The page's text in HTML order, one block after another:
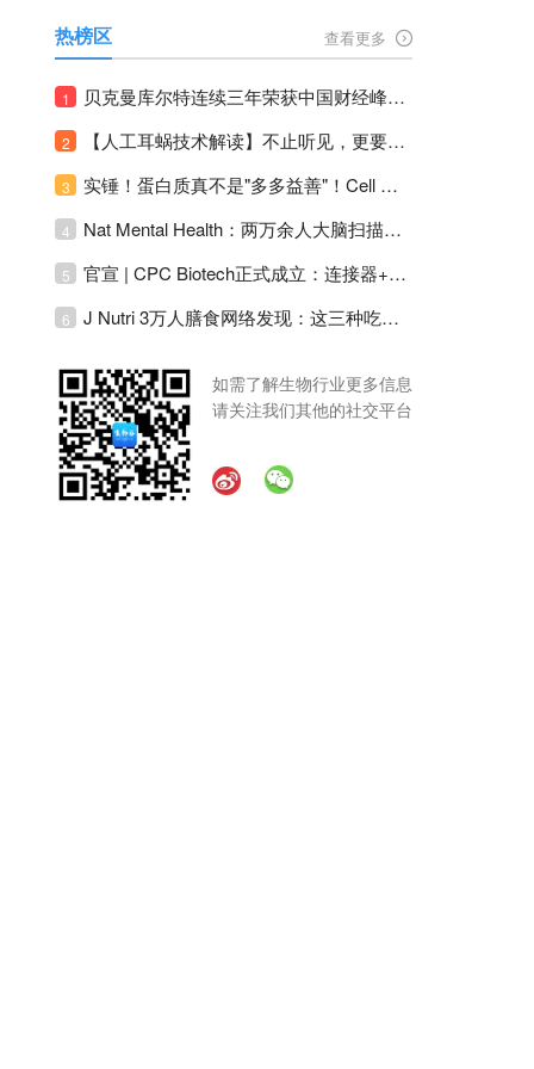
热榜区 查看更多
1 贝克曼库尔特连续三年荣获中国财经峰会三项大奖！
2 【人工耳蜗技术解读】不止听见，更要听见未来 ---- 智能耳蜗，开启人工耳蜗技术新纪元！
3 实锤！蛋白质真不是"多多益善"！Cell Press Blue：适度限蛋白，反而拉长健康寿命！
4 Nat Mental Health：两万余人大脑扫描刷新抑郁脑科学认知！抑郁不只是情绪病，视觉、运动脑区同步受损！
5 官宣 | CPC Biotech正式成立：连接器+泵+传感器，整合生物制药流体管理解决方案！
6 J Nutri 3万人膳食网络发现：这三种吃饭模式直接决定心血管风险与寿命长短！
如需了解生物行业更多信息
请关注我们其他的社交平台